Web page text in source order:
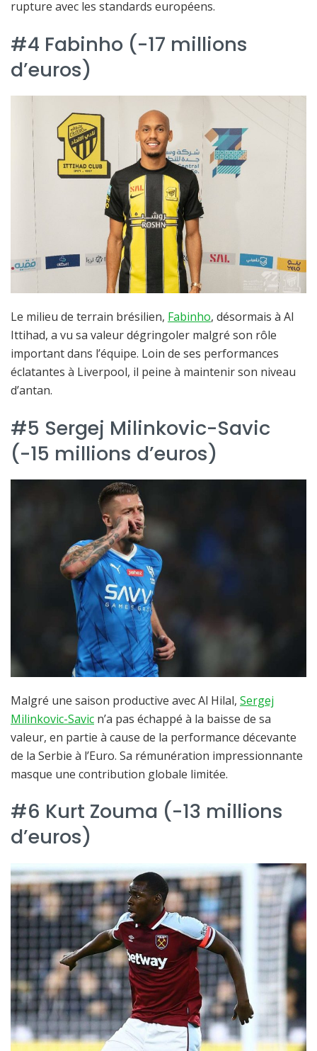
rupture avec les standards européens.
#4 Fabinho (-17 millions
d’euros)
Le milieu de terrain brésilien, Fabinho, désormais à Al
Ittihad, a vu sa valeur dégringoler malgré son rôle
important dans l’équipe. Loin de ses performances
éclatantes à Liverpool, il peine à maintenir son niveau
d’antan.
#5 Sergej Milinkovic-Savic
(-15 millions d’euros)
Malgré une saison productive avec Al Hilal, Sergej
Milinkovic-Savic n’a pas échappé à la baisse de sa
valeur, en partie à cause de la performance décevante
de la Serbie à l’Euro. Sa rémunération impressionnante
masque une contribution globale limitée.
#6 Kurt Zouma (-13 millions
d’euros)